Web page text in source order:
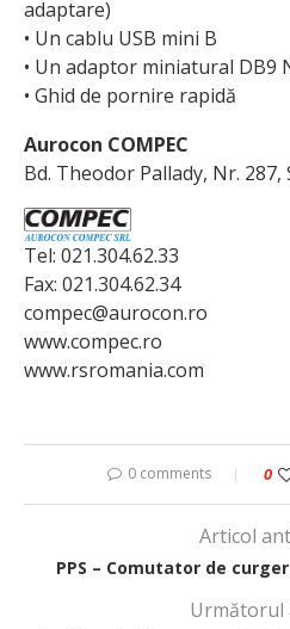
adaptare)
• Un cablu USB mini B
• Un adaptor miniatural DB9
• Ghid de pornire rapidă
Aurocon COMPEC
Bd. Theodor Pallady, Nr.
Tel: 021.304.62.33
Fax: 021.304.62.34
compec@aurocon.ro
www.compec.ro
www.rsromania.com
0 comments 0
Articol
PPS – Comutator de
Următorul